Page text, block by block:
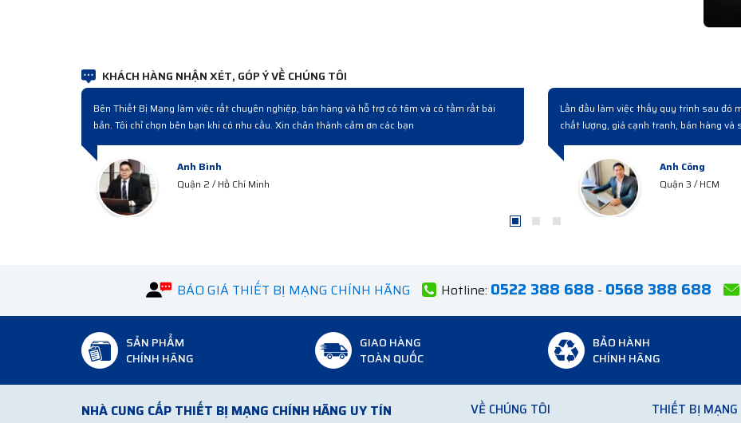
KHÁCH HÀNG NHẬN XÉT, GÓP Ý VỀ CHÚNG TÔI
đó là cách làm chuyên nghiệp. Sản phẩm
hàng chuyên nghiệp.
Đợt rồi công ty cải tạo nâng cấp hệ thống có mua mấy bộ switch bên này. Làm việc chuyên
nghiệp từ lúc hỏi mua đến giao hàng và bàn giao rất chuyên nghiệp...
Có
hoá,
BÁO GIÁ THIẾT BỊ MẠNG CHÍNH HÃNG Hotline: 0522 388 688 - 0568 388 688
SẢN PHẨM
CHÍNH HÃNG
GIAO HÀNG
TOÀN QUỐC
BẢO HÀNH
CHÍNH HÃNG
NHÀ CUNG CẤP THIẾT BỊ MẠNG CHÍNH HÃNG UY TÍN VỀ CHÚNG TÔI THIẾT BỊ MẠNG